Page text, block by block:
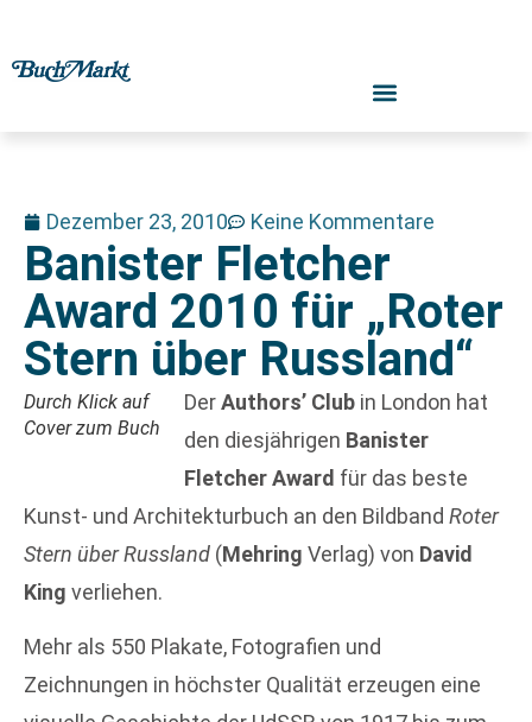
Dezember 23, 2010 Keine Kommentare
Banister Fletcher
Award 2010 für „Roter
Stern über Russland“
Durch Klick auf
Cover zum Buch
DerAuthors’ Club in London hat
den diesjährigen Banister
Fletcher Award für das beste
Kunst- und Architekturbuch an den Bildband Roter
Stern über Russland (Mehring Verlag) von David
King verliehen.
Mehr als 550 Plakate, Fotografien und
Zeichnungen in höchster Qualität erzeugen eine